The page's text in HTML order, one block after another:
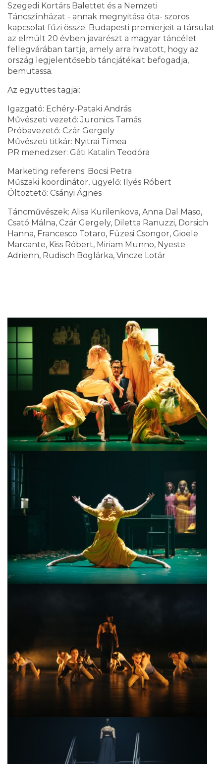
Szegedi Kortárs Balettet és a Nemzeti
Táncszínházat - annak megnyitása óta- szoros
kapcsolat fűzi össze. Budapesti premierjeit a társulat
az elmúlt 20 évben javarészt a magyar táncélet
fellegvárában tartja, amely arra hivatott, hogy az
ország legjelentősebb táncjátékait befogadja,
bemutassa.
Az együttes tagjai:
Igazgató: Echéry-Pataki András
Művészeti vezető: Juronics Tamás
Próbavezető: Czár Gergely
Művészeti titkár: Nyitrai Tímea
PR menedzser: Gáti Katalin Teodóra
Marketing referens: Bocsi Petra
Műszaki koordinátor, ügyelő: Ilyés Róbert
Öltöztető: Csányi Ágnes
Táncművészek: Alisa Kurilenkova, Anna Dal Maso,
Csató Málna, Czár Gergely, Diletta Ranuzzi, Dorsich
Hanna, Francesco Totaro, Füzesi Csongor, Gioele
Marcante, Kiss Róbert, Miriam Munno, Nyeste
Adrienn, Rudisch Boglárka, Vincze Lotár